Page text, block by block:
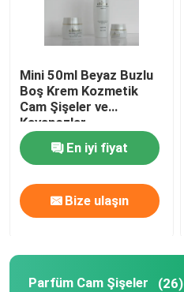
Uçucu yağ cam şişeler
Cam İçecek Şişeleri
Cam Bebek Biberonları
Hediyelik Karton Kutular
Mini 50ml Beyaz Buzlu
Boş Krem Kozmetik
Cam Şişeler ve
Kavanozlar
En iyi fiyat
Bize ulaşın
Parfüm Cam Şişeler (26)